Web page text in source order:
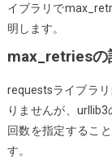
イブラリで
明します。
max_retriesの
requestsライブラ
りませんが、
回数を指定するこ
す。